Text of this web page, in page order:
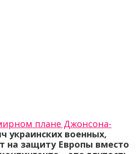
плане Джонсона-
украинских военных,
на защиту Европы вместо